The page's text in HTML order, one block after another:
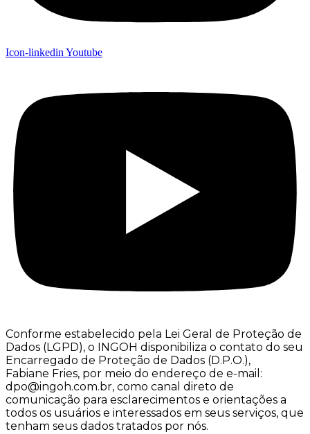
Icon-linkedin Youtube
Conforme estabelecido pela Lei Geral de Proteção de
Dados (LGPD), o INGOH disponibiliza o contato do seu
Encarregado de Proteção de Dados (D.P.O.),
Fabiane Fries, por meio do endereço de e-mail:
dpo@ingoh.com.br, como canal direto de
comunicação para esclarecimentos e orientações a
todos os usuários e interessados em seus serviços, que
tenham seus dados tratados por nós.